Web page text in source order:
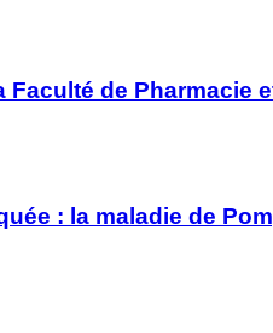
Faculté de Pharmacie
: la maladie de